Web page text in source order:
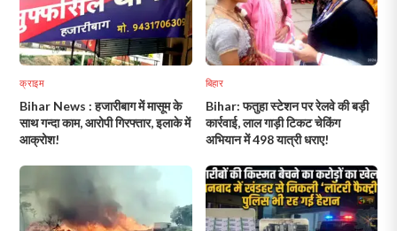
क्राइम
Bihar News : हजारीबाग में मासूम के
साथ गन्दा काम, आरोपी गिरफ्तार, इलाके में
आक्रोश!
बिहार
Bihar: फतुहा स्टेशन पर रेलवे की बड़ी
कार्रवाई, लाल गाड़ी टिकट चेकिंग
अभियान में 498 यात्री धराए!